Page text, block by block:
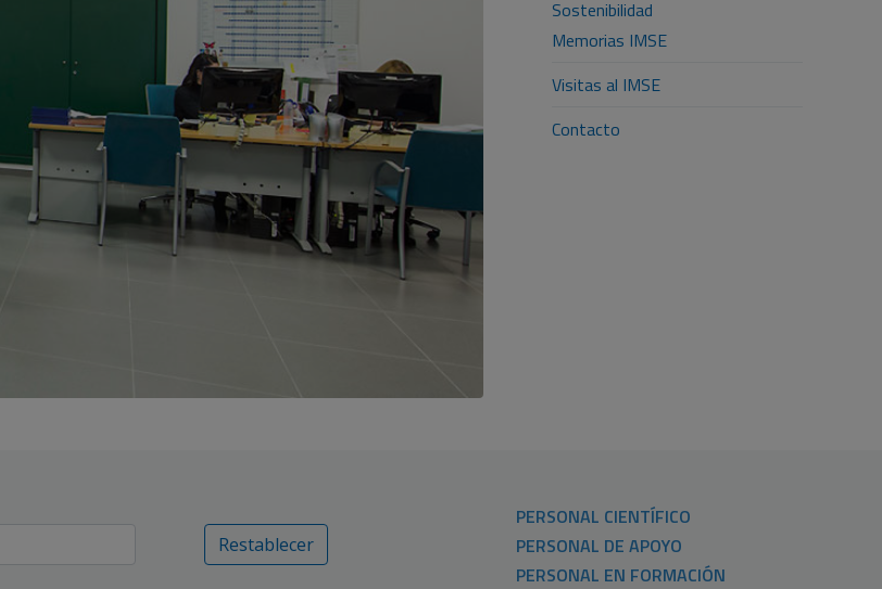
Sostenibilidad
Memorias IMSE
Visitas al IMSE
Contacto
Restablecer
PERSONAL CIENTÍFICO
PERSONAL DE APOYO
PERSONAL EN FORMACIÓN